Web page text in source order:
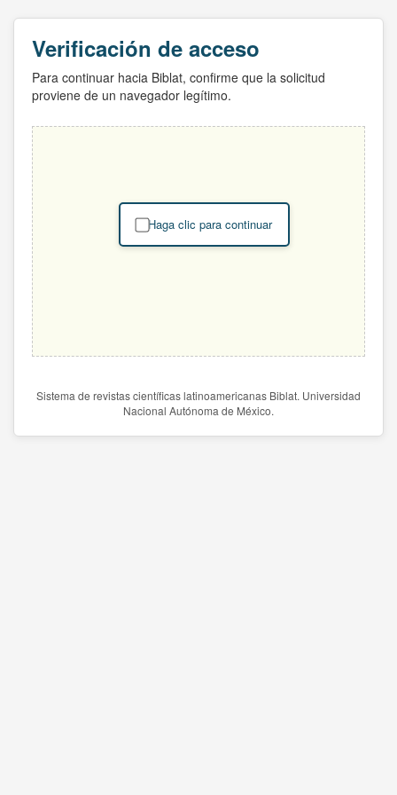
Verificación de acceso
Para continuar hacia Biblat, confirme que la solicitud
proviene de un navegador legítimo.
Haga clic para continuar
Sistema de revistas científicas latinoamericanas Biblat. Universidad
Nacional Autónoma de México.